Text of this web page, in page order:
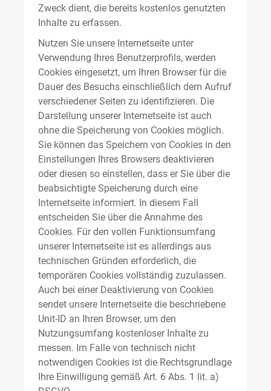
Zweck dient, die bereits kostenlos genutzten
Inhalte zu erfassen.
Nutzen Sie unsere Internetseite unter
Verwendung Ihres Benutzerprofils, werden
Cookies eingesetzt, um Ihren Browser für die
Dauer des Besuchs einschließlich dem Aufruf
verschiedener Seiten zu identifizieren. Die
Darstellung unserer Internetseite ist auch
ohne die Speicherung von Cookies möglich.
Sie können das Speichern von Cookies in den
Einstellungen Ihres Browsers deaktivieren
oder diesen so einstellen, dass er Sie über die
beabsichtigte Speicherung durch eine
Internetseite informiert. In diesem Fall
entscheiden Sie über die Annahme des
Cookies. Für den vollen Funktionsumfang
unserer Internetseite ist es allerdings aus
technischen Gründen erforderlich, die
temporären Cookies vollständig zuzulassen.
Auch bei einer Deaktivierung von Cookies
sendet unsere Internetseite die beschriebene
Unit-ID an Ihren Browser, um den
Nutzungsumfang kostenloser Inhalte zu
messen. Im Falle von technisch nicht
notwendigen Cookies ist die Rechtsgrundlage
Ihre Einwilligung gemäß Art. 6 Abs. 1 lit. a)